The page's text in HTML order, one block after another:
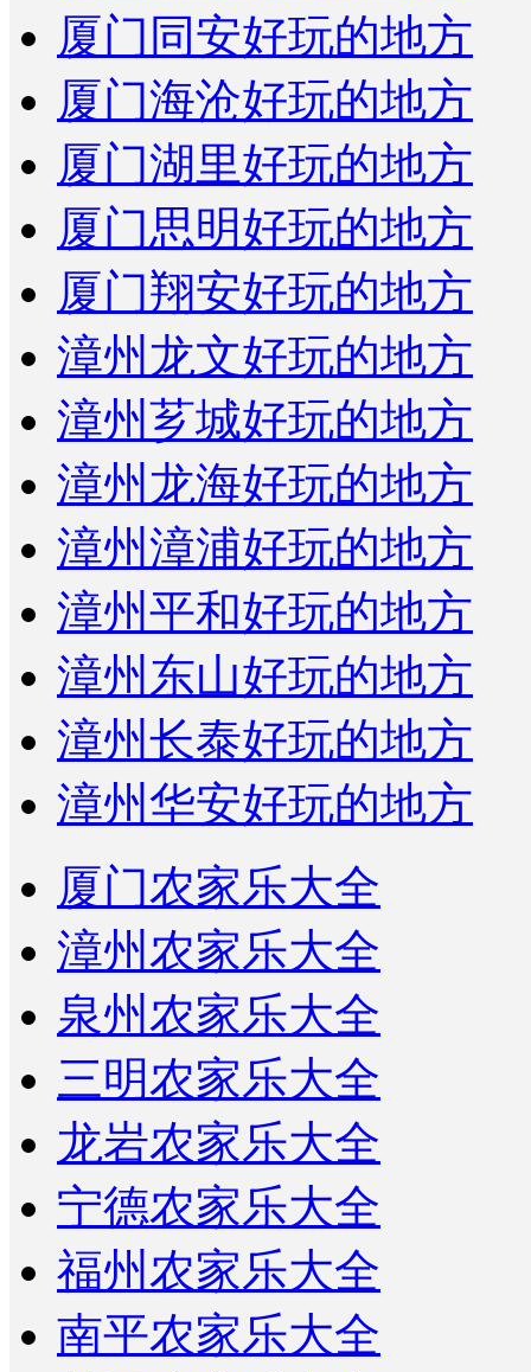
厦门同安好玩的地方
厦门海沧好玩的地方
厦门湖里好玩的地方
厦门思明好玩的地方
厦门翔安好玩的地方
漳州龙文好玩的地方
漳州芗城好玩的地方
漳州龙海好玩的地方
漳州漳浦好玩的地方
漳州平和好玩的地方
漳州东山好玩的地方
漳州长泰好玩的地方
漳州华安好玩的地方
厦门农家乐大全
漳州农家乐大全
泉州农家乐大全
三明农家乐大全
龙岩农家乐大全
宁德农家乐大全
福州农家乐大全
南平农家乐大全